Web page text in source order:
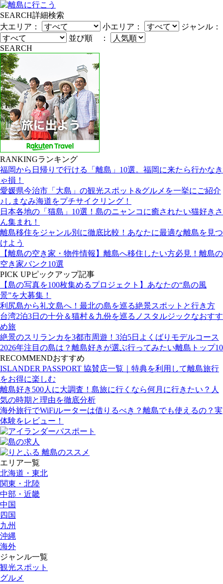
SEARCH詳細検索
大エリア：
小エリア：
ジャンル：
並び順 ：
SEARCH
RANKINGランキング
福岡から日帰りで行ける「離島」10選。福岡に来たら行かなき
ゃ損！
愛媛県今治市「大島」の観光スポット&グルメを一挙にご紹介
♪しまなみ海道をプチサイクリング！
日本各地の「猫島」10選！島のニャンコに癒されたい猫好きさ
ん集まれ！
離島移住をジャンル別に徹底比較！あなたに最適な離島を見つ
けよう
【離島の空き家・物件情報】離島へ移住したい方必見！離島の
空き家バンク10選
PICK UPピックアップ記事
【島の写真を100枚集めるプロジェクト】あなたの“島の風
景”を大募集！
利尻島から礼文島へ！最北の島を巡る絶景スポットと行き方
台湾2泊3日の十分＆猫村＆九份を巡るノスタルジックなおすす
め旅
絶景のスリランカを3都市周遊！3泊5日よくばりモデルコース
2026年注目の島は？離島好きが選ぶ行ってみたい離島トップ10
RECOMMENDおすすめ
ISLANDER PASSPORT 協賛店一覧｜特典を利用して離島旅行
をお得に楽しむ
離島好き500人に大調査！島旅に行くなら何月に行きたい？人
気の時期と理由を徹底分析
海外旅行でWiFiルーターは借りるべき？離島でも使えるの？実
体験をレビュー！
エリア一覧
北海道・東北
関東・北陸
中部・近畿
中国
四国
九州
沖縄
海外
ジャンル一覧
観光スポット
グルメ